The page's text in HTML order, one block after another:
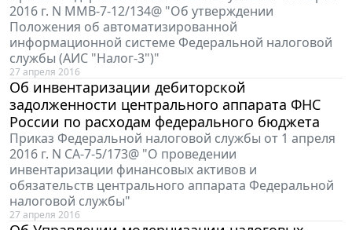
2016 г. N ММВ-7-12/134@ "Об утверждении
Положения об автоматизированной
информационной системе Федеральной налоговой
службы (АИС "Налог-3")"
27 апреля 2016
Об инвентаризации дебиторской
задолженности центрального аппарата ФНС
России по расходам федерального бюджета
Приказ Федеральной налоговой службы от 1 апреля
2016 г. N СА-7-5/173@ "О проведении
инвентаризации финансовых активов и
обязательств центрального аппарата Федеральной
налоговой службы"
27 апреля 2016